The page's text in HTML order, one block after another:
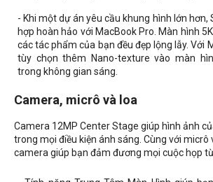
- Khi một dự án yêu cầu khung hình lớn hơn,
hợp hoàn hảo với MacBook Pro. Màn hình
các tác phẩm của bạn đều đẹp lộng lẫy. Với
tùy chọn thêm Nano-texture vào màn
trong không gian sáng.
Camera, micrô và loa
Camera 12MP Center Stage giúp hình ảnh
trong mọi điều kiện ánh sáng. Cùng với micrô
camera giúp bạn đảm đương mọi cuộc họp từ